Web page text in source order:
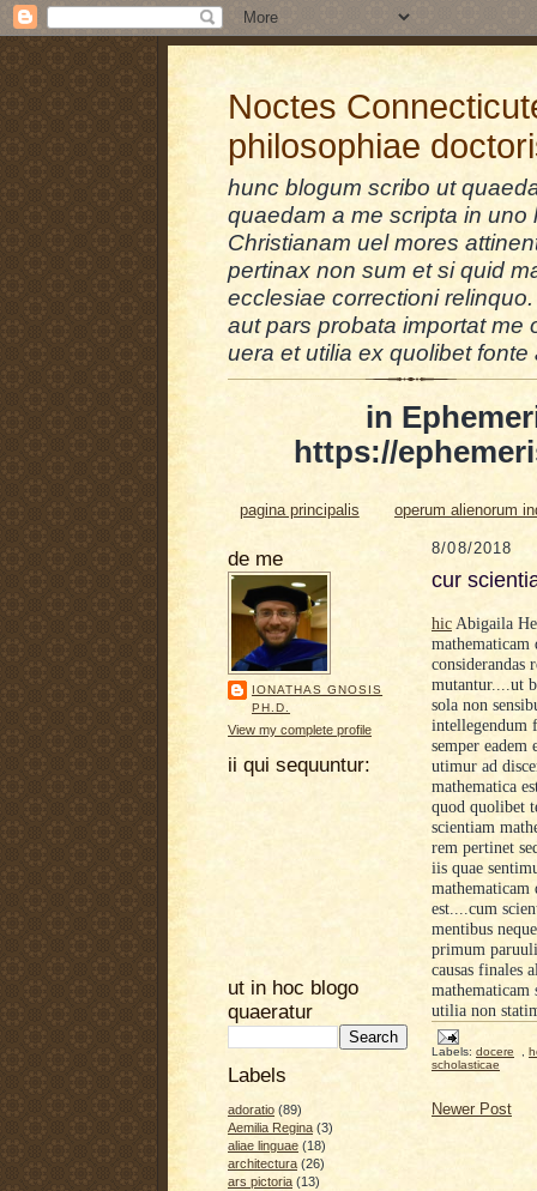
Noctes
philosophiae
hunc blogum scribo ut
quaedam a me scripta in
Christianam uel mores
pertinax non sum et si quid
ecclesiae correctioni
aut pars probata importat me
uera et utilia ex quolibet fonte
in
https://
pagina principalis operum alienorum
de me
IONATHAS GNOSIS
PH.D.
View my complete profile
ii qui sequuntur:
ut in hoc blogo
quaeratur
Labels
adoratio (89)
Aemilia Regina (3)
aliae linguae (18)
architectura (26)
ars pictoria (13)
8/08/2018
cur
hic Abigaila
mathematicam
considerandas
mutantur....ut
sola non
intellegendum
semper eadem
utimur ad
mathematica
quod quolibet
scientiam
rem pertinet
iis quae
mathematicam
est....cum
mentibus
primum
causas finales
mathematicam
utilia non
Labels: docere
scholasticae
Newer Post